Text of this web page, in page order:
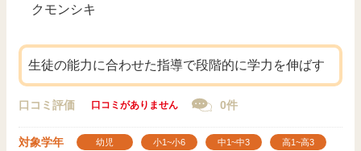
クモンシキ
生徒の能力に合わせた指導で段階的に学力を伸ばす
口コミ評価 口コミがありません 0件
対象学年 幼児 小1~小6 中1~中3
高1~高3